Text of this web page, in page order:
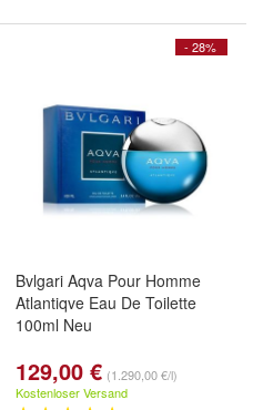
- 28%
Bvlgari Aqva Pour Homme
Atlantiqve Eau De Toilette
100ml Neu
129,00 € (1.290,00 €/l)
Kostenloser Versand